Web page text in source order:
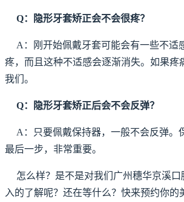
Q：隐形牙套矫正会不会很疼？
A：刚开始佩戴牙套可能会有一些不适
疼，而且这种不适感会逐渐消失。如果疼
我们。
Q：隐形牙套矫正后会不会反弹？
A：只要佩戴保持器，一般不会反弹。
最后一步，非常重要。
怎么样？是不是对我们广州穗华京溪
入的了解呢？还在等什么？快来预约你的